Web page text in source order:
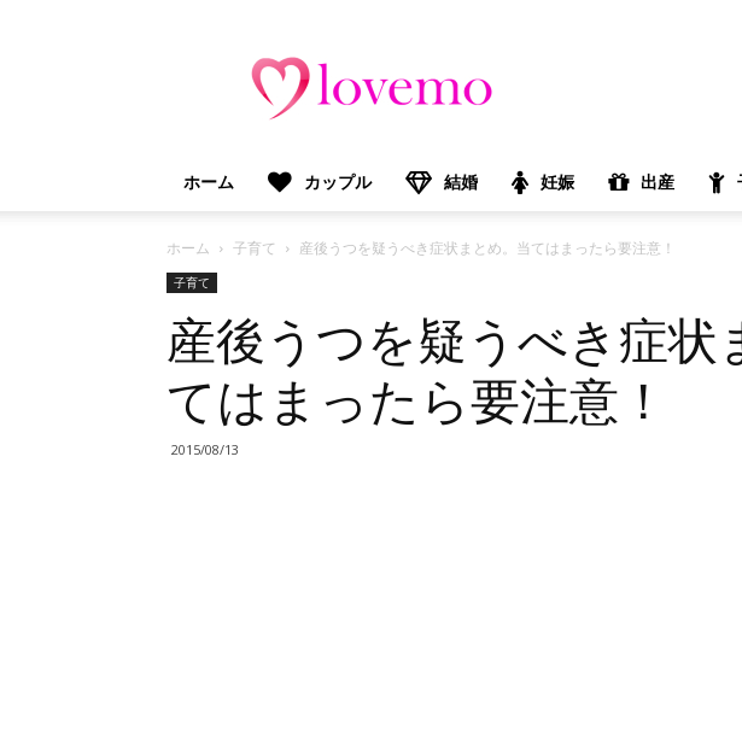
モ）：
プ
マ
け
情
メ
デ
ィ
ホーム カップル 結婚 妊娠 出産
ホーム 子育て 産後うつを疑うべき症状まとめ。当てはまったら要注意！
子育て
産後うつを疑うべき症状
てはまったら要注意！
2015/08/13